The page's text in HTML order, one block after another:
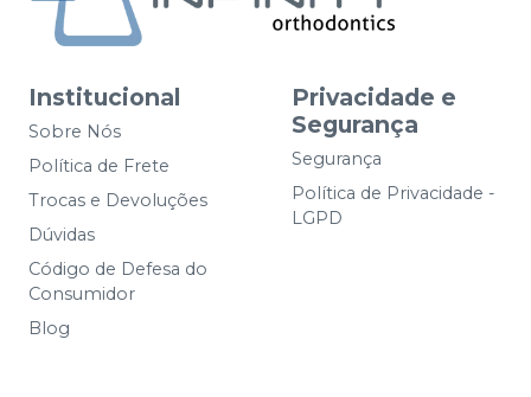
Institucional
Sobre Nós
Política de Frete
Trocas e Devoluções
Dúvidas
Código de Defesa do
Consumidor
Blog
Privacidade e
Segurança
Segurança
Política de Privacidade -
LGPD